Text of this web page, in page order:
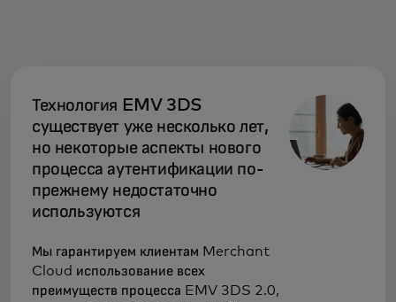
Технология EMV 3DS
существует уже несколько лет,
но некоторые аспекты нового
процесса аутентификации по-
прежнему недостаточно
используются
Мы гарантируем клиентам Merchant
Cloud использование всех
преимуществ процесса EMV 3DS 2.0,